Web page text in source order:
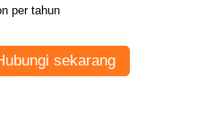
per tahun
sekarang